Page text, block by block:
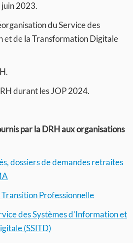
2023.
du Service des
et de la Transformation Digitale
durant les JOP 2024.
par la DRH aux organisations
dossiers de demandes retraites
Professionnelle
des Systèmes d’Information et
(SSITD)